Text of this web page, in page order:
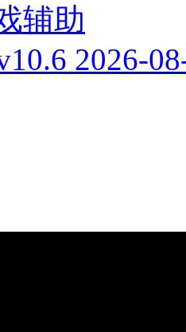
辅助
2026-